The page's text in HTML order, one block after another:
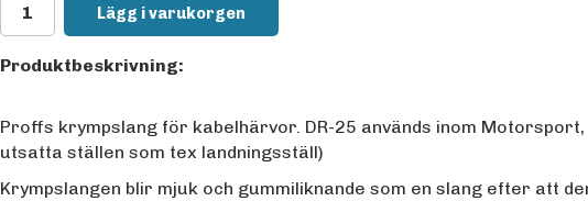
Lägg i varukorgen
Produktbeskrivning:
Proffs krympslang för kabelhärvor. DR-25 används inom
utsatta ställen som tex landningsställ)
Krympslangen blir mjuk och gummiliknande som en slang efter att